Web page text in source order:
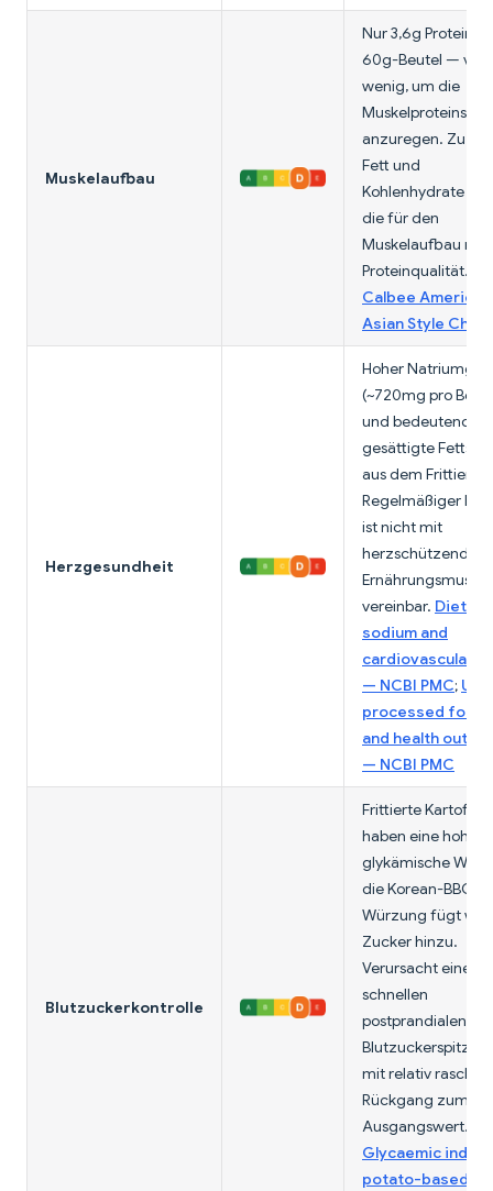
Muskelaufbau
Nur 3,6g Protein
60g-Beutel — viel
wenig, um die
anzuregen. Zu viel
Fett und
Kohlenhydrate
die für den
Muskelaufbau
Proteinqualität.
Calbee America
Asian Style Chips
Herzgesundheit
Hoher
(~720mg pro
und bedeutende
gesättigte
aus dem Frittieren.
Regelmäßiger
ist nicht mit
herzschützenden
vereinbar. Dietary
sodium and
cardiovascular
— NCBI PMC;
processed foods
and health
— NCBI PMC
Blutzuckerkontrolle
Frittierte
haben eine hohe
glykämische
die Korean-BBQ-
Würzung fügt
Zucker hinzu.
Verursacht einen
schnellen
postprandialen
mit relativ
Rückgang zum
Ausgangswert.
Glycaemic index
potato-based